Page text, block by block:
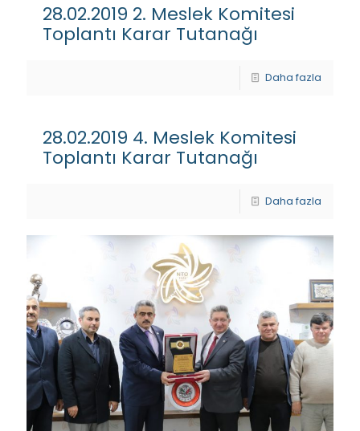
28.02.2019 2. Meslek Komitesi
Toplantı Karar Tutanağı
Daha fazla
28.02.2019 4. Meslek Komitesi
Toplantı Karar Tutanağı
Daha fazla